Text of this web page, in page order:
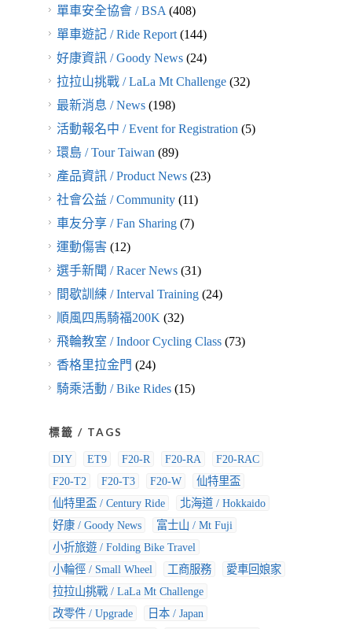
單車安全協會 / BSA (408)
單車遊記 / Ride Report(144)
好康資訊 / Goody News(24)
拉拉山挑戰 / LaLa Mt Challenge(32)
最新消息 / News(198)
活動報名中 / Event for Registration (5)
環島 / Tour Taiwan (89)
產品資訊 / Product News(23)
社會公益 / Community(11)
車友分享 / Fan Sharing(7)
運動傷害(12)
選手新聞 / Racer News(31)
間歇訓練 / Interval Training(24)
順風四馬騎福200K (32)
飛輪教室 / Indoor Cycling Class(73)
香格里拉金門 (24)
騎乘活動 / Bike Rides(15)
標籤 / TAGS
DIY ET9 F20-R F20-RA
F20-RAC
F20-T2
F20-T3 F20-W
仙特里盃
仙特里盃 / Century Ride
北海道 / Hokkaido
好康 / Goody News
富士山 / Mt Fuji
小折旅遊 / Folding Bike Travel
小輪徑 / Small Wheel
工商服務
愛車回娘家
拉拉山挑戰 / LaLa Mt Challenge
改零件 / Upgrade
日本 / Japan